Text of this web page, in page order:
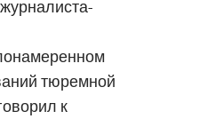
тюремной
к